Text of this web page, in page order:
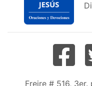
Freire # 516, 3er.